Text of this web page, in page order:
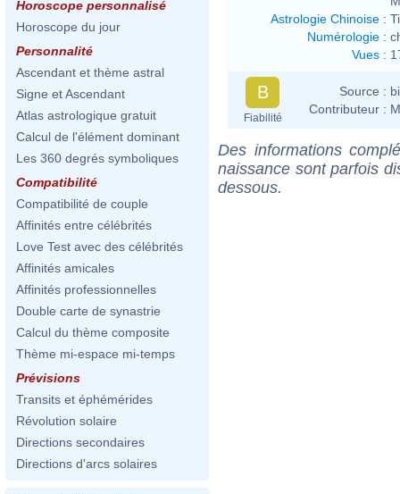
Horoscope personnalisé
Horoscope du jour
Personnalité
Ascendant et thème astral
Signe et Ascendant
Atlas astrologique gratuit
Calcul de l'élément dominant
Les 360 degrés symboliques
Compatibilité
Compatibilité de couple
Affinités entre célébrités
Love Test avec des célébrités
Affinités amicales
Affinités professionnelles
Double carte de synastrie
Calcul du thème composite
Thème mi-espace mi-temps
Prévisions
Transits et éphémérides
Révolution solaire
Directions secondaires
Directions d'arcs solaires
Astrologie Chinoise :
Numérologie :
Vues :
B
Fiabilité
Source :
Contributeur :
Des informations
naissance sont parfois
dessous.